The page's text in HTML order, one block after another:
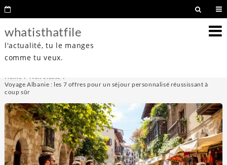
whatisthatfile
l'actualité, tu le manges
comme tu veux.
Home
Non classé
Voyage Albanie : les 7 offres pour un séjour personnalisé réussissant à
coup sûr